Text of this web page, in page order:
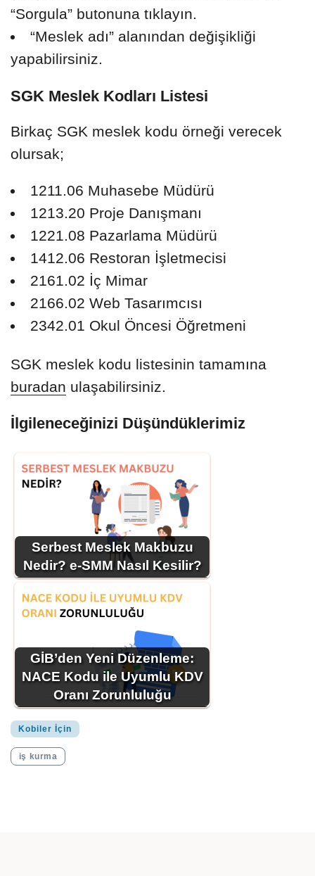
“Sorgula” butonuna tıklayın.
“Meslek adı” alanından değişikliği
yapabilirsiniz.
SGK Meslek Kodları Listesi
Birkaç SGK meslek kodu örneği verecek
olursak;
1211.06 Muhasebe Müdürü
1213.20 Proje Danışmanı
1221.08 Pazarlama Müdürü
1412.06 Restoran İşletmecisi
2161.02 İç Mimar
2166.02 Web Tasarımcısı
2342.01 Okul Öncesi Öğretmeni
SGK meslek kodu listesinin tamamına
buradan ulaşabilirsiniz.
İlgileneceğinizi Düşündüklerimiz
Serbest Meslek Makbuzu
Nedir? e-SMM Nasıl Kesilir?
GİB’den Yeni Düzenleme:
NACE Kodu ile Uyumlu KDV
Oranı Zorunluluğu
Kobiler İçin
iş kurma